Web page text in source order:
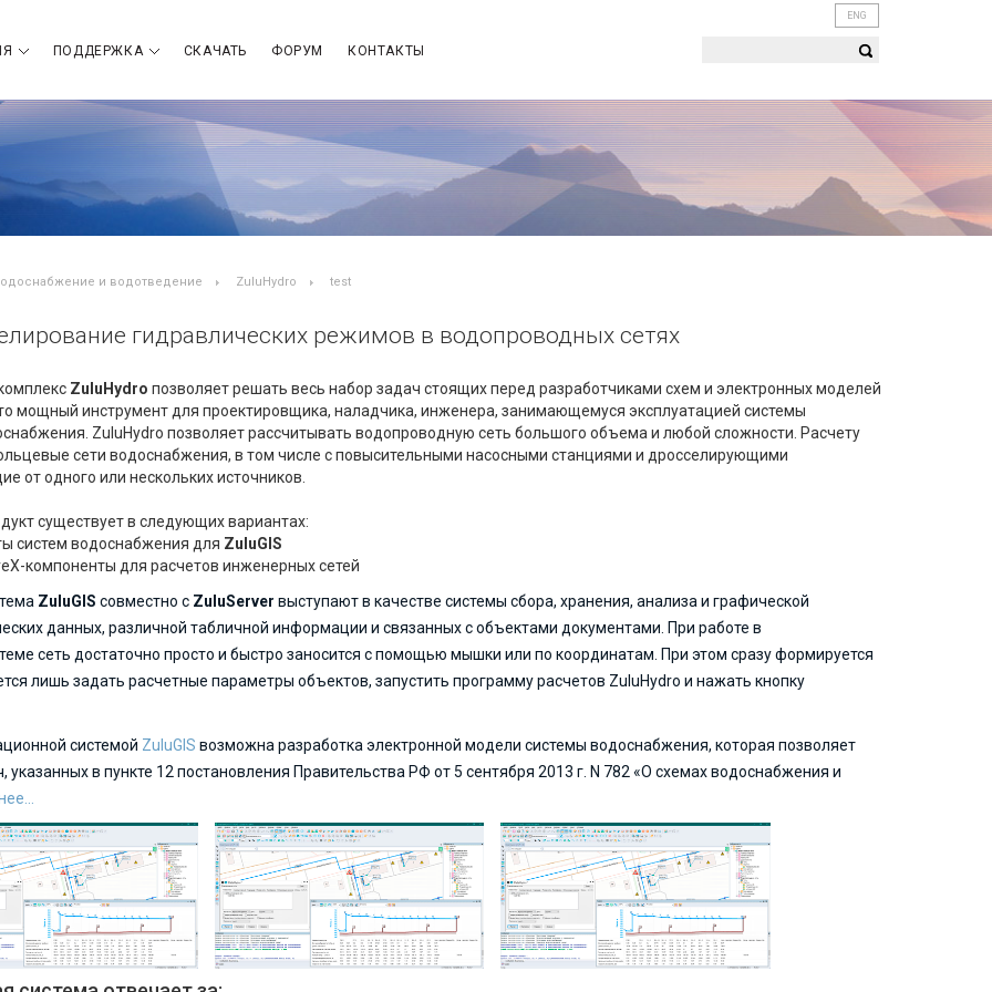
ПОДДЕРЖКА СКАЧАТЬ ФОРУМ КОНТАКТЫ
ENG
и водотведение ZuluHydro test
гидравлических режимов в водопроводных сетях
ZuluHydro позволяет решать весь набор задач стоящих перед разработчиками схем и электронных моделей
мощный инструмент для проектировщика, наладчика, инженера, занимающемуся эксплуатацией системы
ZuluHydro позволяет рассчитывать водопроводную сеть большого объема и любой сложности. Расчету
сети водоснабжения, в том числе с повысительными насосными станциями и дросселирующими
от одного или нескольких источников.
существует в следующих вариантах:
систем водоснабжения для ZuluGIS
компоненты для расчетов инженерных сетей
ZuluGIS совместно с ZuluServer выступают в качестве системы сбора, хранения, анализа и графической
данных, различной табличной информации и связанных с объектами документами. При работе в
сеть достаточно просто и быстро заносится с помощью мышки или по координатам. При этом сразу формируется
лишь задать расчетные параметры объектов, запустить программу расчетов ZuluHydro и нажать кнопку
системой ZuluGIS возможна разработка электронной модели системы водоснабжения, которая позволяет
указанных в пункте 12 постановления Правительства РФ от 5 сентября 2013 г. N 782 «О схемах водоснабжения и